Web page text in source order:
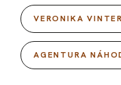
VERONIKA
AGENTURA